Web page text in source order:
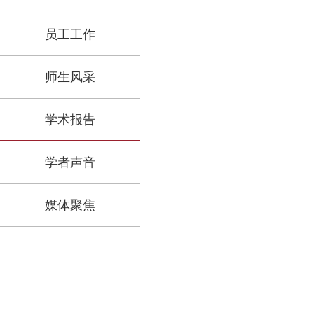
员工工作
师生风采
学术报告
学者声音
媒体聚焦